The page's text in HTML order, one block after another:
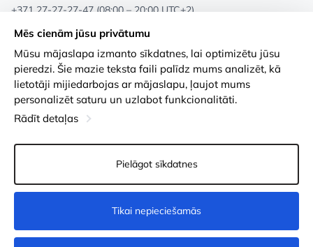
+371 27-27-27-47 (08:00 – 20:00 UTC+2)
Rīga, Augusta Deglava 69d, LV-1082
Par mums
Veikali
Apmaksa un piegāde
Loayalitātes kartes
Vairumtirdzniecības pircējiem
Privātuma politika
Noteikumi un nosacījumi
Preču atgriešanās
Sīkdatņu iestatījumi
Mēs cienām jūsu privātumu
Mūsu mājaslapa izmanto sīkdatnes, lai optimizētu jūsu
pieredzi. Šie mazie teksta faili palīdz mums analizēt, kā
lietotāji mijiedarbojas ar mājaslapu, ļaujot mums
personalizēt saturu un uzlabot funkcionalitāti.
Rādīt detaļas
Pielāgot sīkdatnes
Tikai nepieciešamās